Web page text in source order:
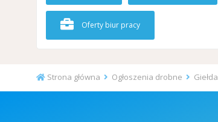
Oferty biur pracy
Strona główna Ogłoszenia drobne Giełda